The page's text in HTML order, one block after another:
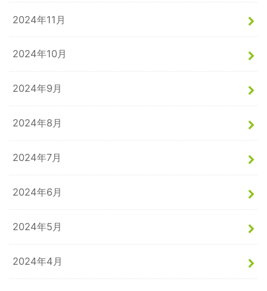
2024年11月
2024年10月
2024年9月
2024年8月
2024年7月
2024年6月
2024年5月
2024年4月